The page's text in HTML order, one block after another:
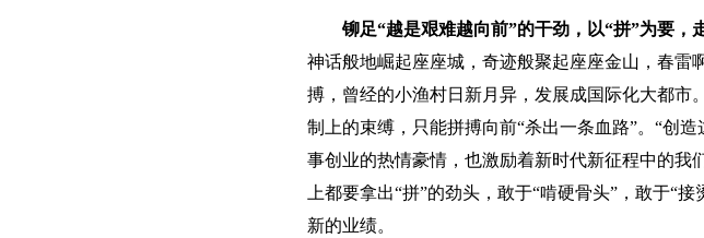
铆足“越是艰难越向前”的干劲，以“拼”为要，
神话般地崛起座座城，奇迹般聚起座座金山，春
搏，曾经的小渔村日新月异，发展成国际化大都市
制上的束缚，只能拼搏向前“杀出一条血路”。“创
事创业的热情豪情，也激励着新时代新征程中的我
上都要拿出“拼”的劲头，敢于“啃硬骨头”，敢于“
新的业绩。